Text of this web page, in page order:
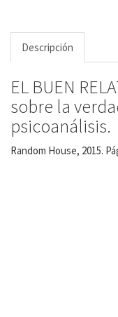
Descripción
EL BUEN
sobre la
psicoanálisis.
Random House, 2015.